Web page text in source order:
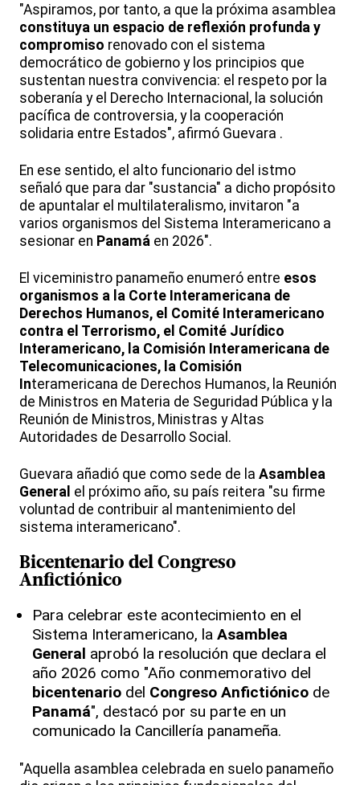
"Aspiramos, por tanto, a que la próxima asamblea
constituya un espacio de reflexión profunda y
compromiso renovado con el sistema
democrático de gobierno y los principios que
sustentan nuestra convivencia: el respeto por la
soberanía y el Derecho Internacional, la solución
pacífica de controversia, y la cooperación
solidaria entre Estados", afirmó Guevara .
En ese sentido, el alto funcionario del istmo
señaló que para dar "sustancia" a dicho propósito
de apuntalar el multilateralismo, invitaron "a
varios organismos del Sistema Interamericano a
sesionar en Panamá en 2026".
El viceministro panameño enumeró entre esos
organismos a la Corte Interamericana de
Derechos Humanos, el Comité Interamericano
contra el Terrorismo, el Comité Jurídico
Interamericano, la Comisión Interamericana de
Telecomunicaciones, la Comisión
Interamericana de Derechos Humanos, la Reunión
de Ministros en Materia de Seguridad Pública y la
Reunión de Ministros, Ministras y Altas
Autoridades de Desarrollo Social.
Guevara añadió que como sede de la Asamblea
General el próximo año, su país reitera "su firme
voluntad de contribuir al mantenimiento del
sistema interamericano".
Bicentenario del Congreso
Anfictiónico
Para celebrar este acontecimiento en el
Sistema Interamericano, la Asamblea
General aprobó la resolución que declara el
año 2026 como "Año conmemorativo del
bicentenario del Congreso Anfictiónico de
Panamá", destacó por su parte en un
comunicado la Cancillería panameña.
"Aquella asamblea celebrada en suelo panameño